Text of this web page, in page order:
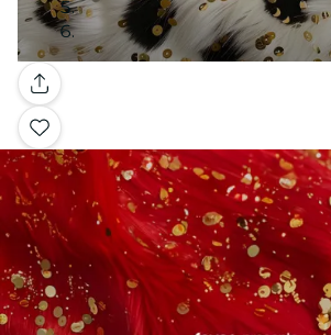
Galleria